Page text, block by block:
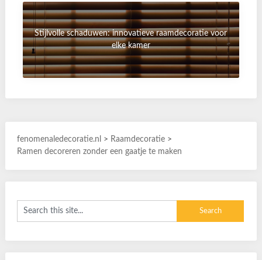
Stijlvolle schaduwen: innovatieve raamdecoratie voor
elke kamer
fenomenaledecoratie.nl > Raamdecoratie>
Ramen decoreren zonder een gaatje te maken